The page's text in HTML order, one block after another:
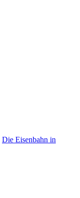
Die Eisenbahn in